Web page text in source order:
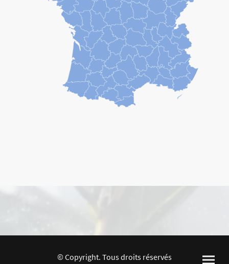
© Copyright. Tous droits réservés